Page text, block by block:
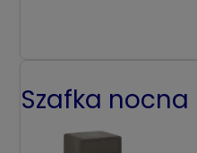
Szafka nocna